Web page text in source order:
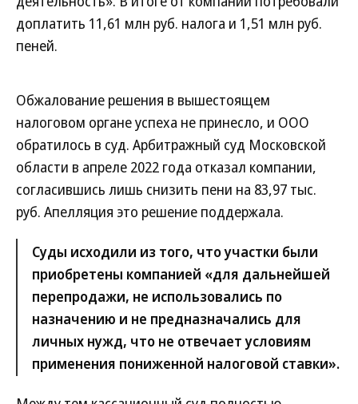
доплатить 11,61 млн руб. налога и 1,51 млн руб.
пеней.
Обжалование решения в вышестоящем
налоговом органе успеха не принесло, и ООО
обратилось в суд. Арбитражный суд Московской
области в апреле 2022 года отказал компании,
согласившись лишь снизить пени на 83,97 тыс.
руб. Апелляция это решение поддержала.
Суды исходили из того, что участки были
приобретены компанией «для дальнейшей
перепродажи, не использовались по
назначению и не предназначались для
личных нужд, что не отвечает условиям
применения пониженной налоговой ставки».